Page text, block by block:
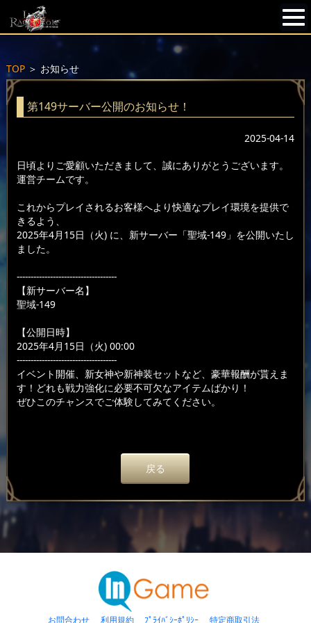
TOP＞ お知らせ
第149サーバー公開のお知らせ！
2025-04-14
日頃よりご愛顧いただきまして、誠にありがとうございます。
運営チームです。
これからプレイされるお客様へより快適なプレイ環境を提供で
きるよう、
2025年4月15日（火) に、新サーバー「聖域-149」を公開いたし
ました。
------------------------------------
【新サーバー名】
聖域-149
【公開日時】
2025年4月15日（火) 00:00
------------------------------------
イベント開催、新女神や新神装セットなど、豪華報酬が貰えま
す！どれも戦力強化に必要不可欠なアイテムばかり！
ぜひこのチャンスでご体験してみてください。
戻る
お問合わせ 利用規約 ﾌﾟﾗｲﾊﾞｼｰﾎﾟﾘｼｰ 特定商取引法